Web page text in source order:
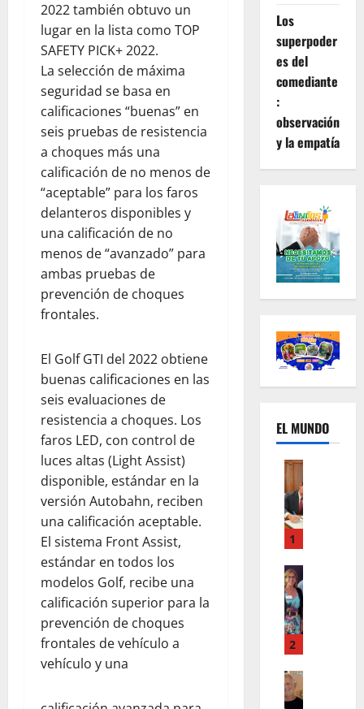
2022 también obtuvo un
lugar en la lista como TOP
SAFETY PICK+ 2022.
La selección de máxima
seguridad se basa en
calificaciones “buenas” en
seis pruebas de resistencia
a choques más una
calificación de no menos de
“aceptable” para los faros
delanteros disponibles y
una calificación de no
menos de “avanzado” para
ambas pruebas de
prevención de choques
frontales.
El Golf GTI del 2022 obtiene
buenas calificaciones en las
seis evaluaciones de
resistencia a choques. Los
faros LED, con control de
luces altas (Light Assist)
disponible, estándar en la
versión Autobahn, reciben
una calificación aceptable.
El sistema Front Assist,
estándar en todos los
modelos Golf, recibe una
calificación superior para la
prevención de choques
frontales de vehículo a
vehículo y una
Los
superpoder
es del
comediante
:
observación
y la empatía
EL MUNDO
1
2